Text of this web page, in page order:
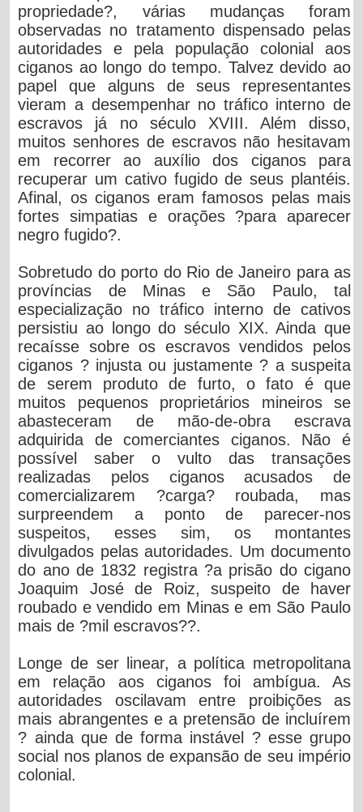
propriedade?, várias mudanças foram
observadas no tratamento dispensado pelas
autoridades e pela população colonial aos
ciganos ao longo do tempo. Talvez devido ao
papel que alguns de seus representantes
vieram a desempenhar no tráfico interno de
escravos já no século XVIII. Além disso,
muitos senhores de escravos não hesitavam
em recorrer ao auxílio dos ciganos para
recuperar um cativo fugido de seus plantéis.
Afinal, os ciganos eram famosos pelas mais
fortes simpatias e orações ?para aparecer
negro fugido?.
Sobretudo do porto do Rio de Janeiro para as
províncias de Minas e São Paulo, tal
especialização no tráfico interno de cativos
persistiu ao longo do século XIX. Ainda que
recaísse sobre os escravos vendidos pelos
ciganos ? injusta ou justamente ? a suspeita
de serem produto de furto, o fato é que
muitos pequenos proprietários mineiros se
abasteceram de mão-de-obra escrava
adquirida de comerciantes ciganos. Não é
possível saber o vulto das transações
realizadas pelos ciganos acusados de
comercializarem ?carga? roubada, mas
surpreendem a ponto de parecer-nos
suspeitos, esses sim, os montantes
divulgados pelas autoridades. Um documento
do ano de 1832 registra ?a prisão do cigano
Joaquim José de Roiz, suspeito de haver
roubado e vendido em Minas e em São Paulo
mais de ?mil escravos??.
Longe de ser linear, a política metropolitana
em relação aos ciganos foi ambígua. As
autoridades oscilavam entre proibições as
mais abrangentes e a pretensão de incluírem
? ainda que de forma instável ? esse grupo
social nos planos de expansão de seu império
colonial.